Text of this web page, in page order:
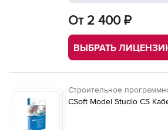
От 2 400 ₽
ВЫБРАТЬ
Строительное
CSoft Model Studio CS